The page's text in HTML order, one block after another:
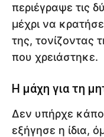
περιέγραψε τις
μέχρι να
της, τονίζοντας
που χρειάστηκε.
Η μάχη για τη
Δεν υπήρχε
εξήγησε η ίδια,